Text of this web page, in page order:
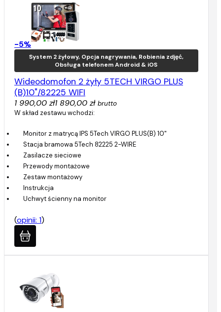
-5%
System 2 żyłowy, Opcja nagrywania, Robienia zdjęć,
Obsługa telefonem Android & iOS
Wideodomofon 2 żyły 5TECH VIRGO PLUS
(B)10"/82225 WIFI
1 990,00 zł1 890,00 zł brutto
W skład zestawu wchodzi:
Monitor z matrycą IPS 5Tech VIRGO PLUS(B) 10"
Stacja bramowa 5Tech 82225 2-WIRE
Zasilacze sieciowe
Przewody montażowe
Zestaw montażowy
Instrukcja
Uchwyt ścienny na monitor
(opinii: 1)